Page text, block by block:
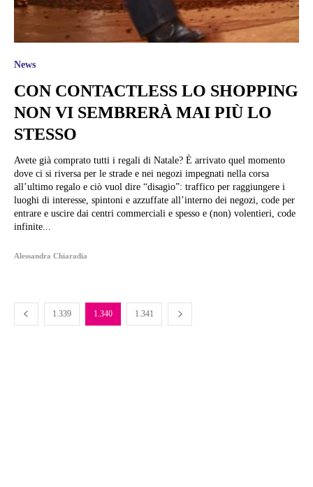
News
CON CONTACTLESS LO SHOPPING
NON VI SEMBRERÀ MAI PIÙ LO
STESSO
Avete già comprato tutti i regali di Natale? È arrivato quel momento
dove ci si riversa per le strade e nei negozi impegnati nella corsa
all’ultimo regalo e ciò vuol dire “disagio”: traffico per raggiungere i
luoghi di interesse, spintoni e azzuffate all’interno dei negozi, code per
entrare e uscire dai centri commerciali e spesso e (non) volentieri, code
infinite...
Alessandra Chiaradia
1.339 1.340 1.341